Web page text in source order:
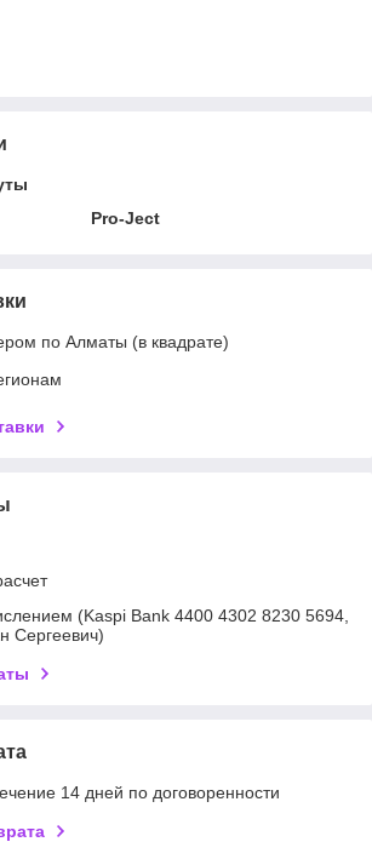
Pro-Ject
по Алматы (в квадрате)
(Kaspi Bank 4400 4302 8230 5694,
Сергеевич)
14 дней по договоренности